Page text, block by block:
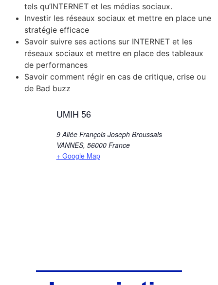
tels qu’INTERNET et les médias sociaux.
Investir les réseaux sociaux et mettre en place une
stratégie efficace
Savoir suivre ses actions sur INTERNET et les
réseaux sociaux et mettre en place des tableaux
de performances
Savoir comment régir en cas de critique, crise ou
de Bad buzz
UMIH 56
9 Allée François Joseph Broussais
VANNES, 56000 France
+ Google Map